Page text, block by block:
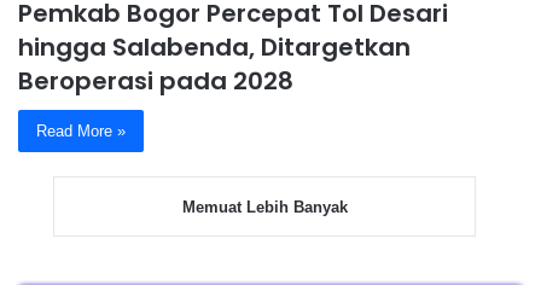
Pemkab Bogor Percepat Tol Desari
hingga Salabenda, Ditargetkan
Beroperasi pada 2028
Read More »
Memuat Lebih Banyak